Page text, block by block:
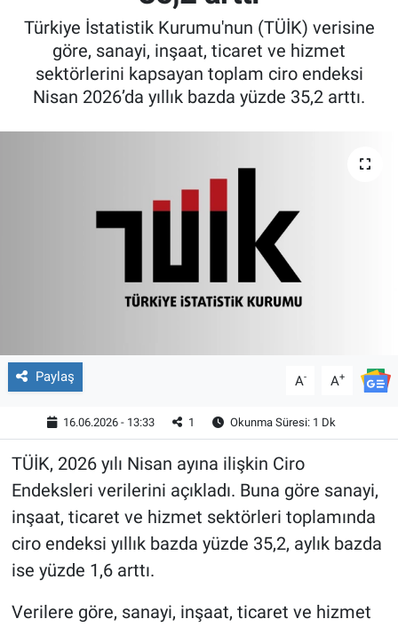
Türkiye İstatistik Kurumu'nun (TÜİK) verisine
göre, sanayi, inşaat, ticaret ve hizmet
sektörlerini kapsayan toplam ciro endeksi
Nisan 2026’da yıllık bazda yüzde 35,2 arttı.
Paylaş A- A+
16.06.2026 - 13:33 1 Okunma Süresi: 1 Dk
TÜİK, 2026 yılı Nisan ayına ilişkin Ciro
Endeksleri verilerini açıkladı. Buna göre sanayi,
inşaat, ticaret ve hizmet sektörleri toplamında
ciro endeksi yıllık bazda yüzde 35,2, aylık bazda
ise yüzde 1,6 arttı.
Verilere göre, sanayi, inşaat, ticaret ve hizmet